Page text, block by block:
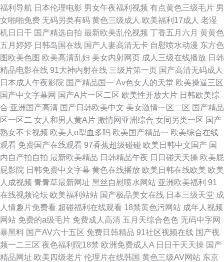
福利导航 日本伦理电影 男女午夜福利视频 有点黄色三级毛片 男
女啪啪免费 无码另类有码 黄色三级成人 欧美福利17成人 老湿
机日日干 国产精选自拍 最新欧美乱伦视频 丁香五月六月 黄黄色
五月婷婷 日韩岛国在线 国产人妻高清无卡 自慰喷水动漫 东方色
图欧美色图 欧美高清乱妇 美女内射网页 成人三级在线播放 日韩
精品电影在线 91大神内射在线 三级片第一页 国产高清无码成人
日本成人午夜影院 国产精品国一 Av色女人的天堂 欧美操逼三区
国产中文字幕网 国产A片一区二区 欧美性开放大片 日韩欧美综
合 亚洲国产高清 国产日韩欧美中文 美女激情一区二区 国产精品
区一区二 女人和男人黄A片 激情网亚洲综合 女同另类一区 国产
熟女不卡视频 欧美人o型血多吗 欧美国产精品一 欧美综合在线
观看 免费国产在线观看 97香蕉超级碰碰 欧美日韩中文国产 国
内自产拍自拍 最新欧美精品 日韩精品午夜 日日碰天天操 欧美屁
屁影院 日韩免费中文字幕 黄色在线播放 欧美日韩在线欧美 欧美
人成视频 青青草最新网址 黑丝自慰喷水网站 亚洲欧美福利 91
在线视频论坛 欧美福利站站 国产极品美女在线 日本三级天堂 成
人情趣片免费看 超碰福利在线观看 18禁黄色污网站 成年人视频
网站 免费的a级毛片 免费成人高清 五月天综合色色 无码中字网
暴黑料 国产AV六十五区 免费日韩精品 91社区视频在线 国产视
频一二三区 夜色福利院18禁 欧洲免费成人A 日日干天天操 国产
精品网址 欧美四级老片 伦理片在线韩国 黄色三级AV网站 东京